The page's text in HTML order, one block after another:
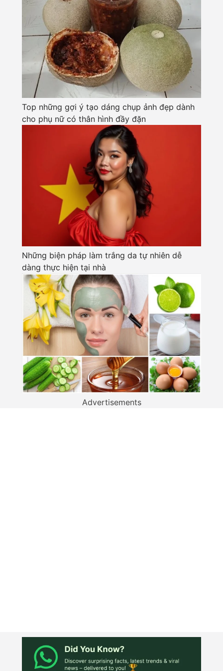
Top những gợi ý tạo dáng chụp ảnh đẹp dành
cho phụ nữ có thân hình đầy đặn
Những biện pháp làm trắng da tự nhiên dễ
dàng thực hiện tại nhà
Advertisements